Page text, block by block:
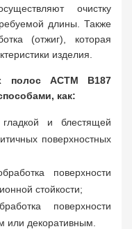
очистку
длины. Также
(отжиг), которая
изделия.
полос АСТМ В187
как:
и блестящей
поверхностных
поверхности
стойкости;
поверхности
или декоративным.